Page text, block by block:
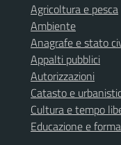
Agricoltura e pesca
Ambiente
Anagrafe e stato
Appalti pubblici
Autorizzazioni
Catasto e
Cultura e tempo
Educazione e